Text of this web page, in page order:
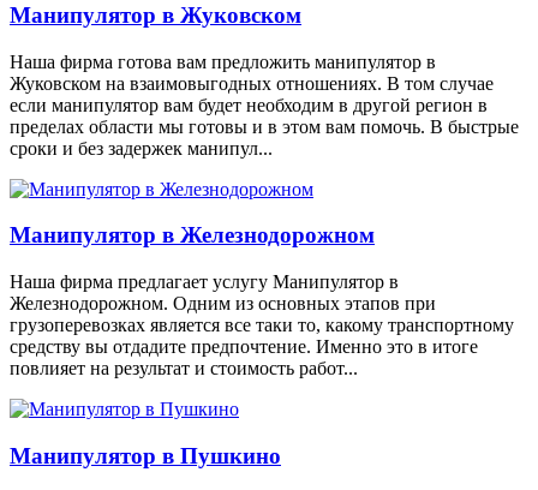
Манипулятор в Жуковском
Наша фирма готова вам предложить манипулятор в
Жуковском на взаимовыгодных отношениях. В том случае
если манипулятор вам будет необходим в другой регион в
пределах области мы готовы и в этом вам помочь. В быстрые
сроки и без задержек манипул...
Манипулятор в Железнодорожном
Наша фирма предлагает услугу Манипулятор в
Железнодорожном. Одним из основных этапов при
грузоперевозках является все таки то, какому транспортному
средству вы отдадите предпочтение. Именно это в итоге
повлияет на результат и стоимость работ...
Манипулятор в Пушкино